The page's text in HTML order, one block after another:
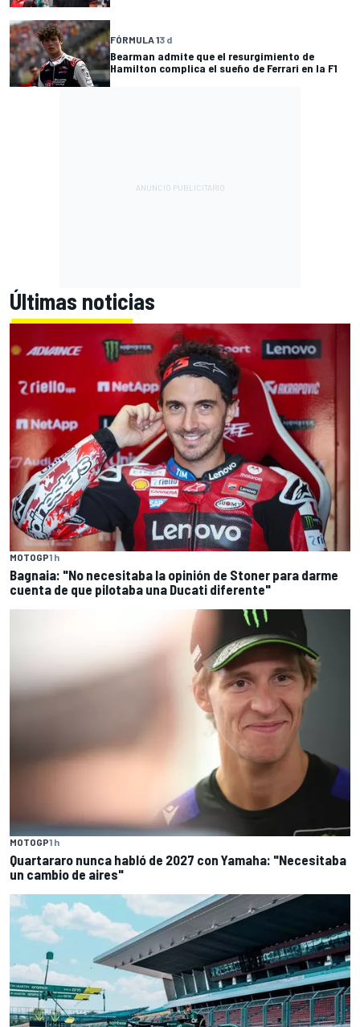
FÓRMULA 13 d
Bearman admite que el resurgimiento de
Hamilton complica el sueño de Ferrari en la F1
Últimas noticias
MOTOGP1 h
Bagnaia: "No necesitaba la opinión de Stoner para darme
cuenta de que pilotaba una Ducati diferente"
MOTOGP1 h
Quartararo nunca habló de 2027 con Yamaha: "Necesitaba
un cambio de aires"